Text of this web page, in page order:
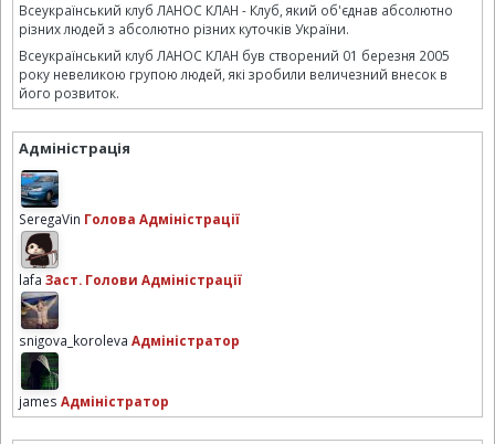
Всеукраїнський клуб ЛАНОС КЛАН - Клуб, який об'єднав абсолютно
різних людей з абсолютно різних куточків України.
Всеукраїнський клуб ЛАНОС КЛАН був створений 01 березня 2005
року невеликою групою людей, які зробили величезний внесок в
його розвиток.
Адміністрація
SeregaVin Голова Адміністрації
lafa Заст. Голови Адміністрації
snigova_koroleva Адміністратор
james Адміністратор